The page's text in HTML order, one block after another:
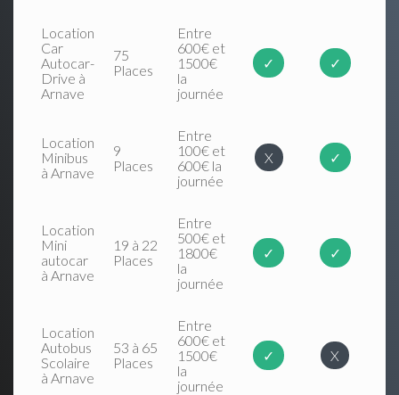
Location
Car
Autocar-
Drive à
Arnave
75
Places
Entre
600€ et
1500€
la
journée
✓ ✓
Location
Minibus
à Arnave
9
Places
Entre
100€ et
600€ la
journée
X ✓
Location
Mini
autocar
à Arnave
19 à 22
Places
Entre
500€ et
1800€
la
journée
✓ ✓
Location
Autobus
Scolaire
à Arnave
53 à 65
Places
Entre
600€ et
1500€
la
journée
✓ X